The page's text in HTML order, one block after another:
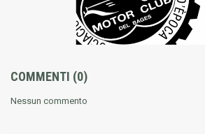
COMMENTI (0)
Nessun commento